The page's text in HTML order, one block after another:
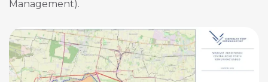
Management).